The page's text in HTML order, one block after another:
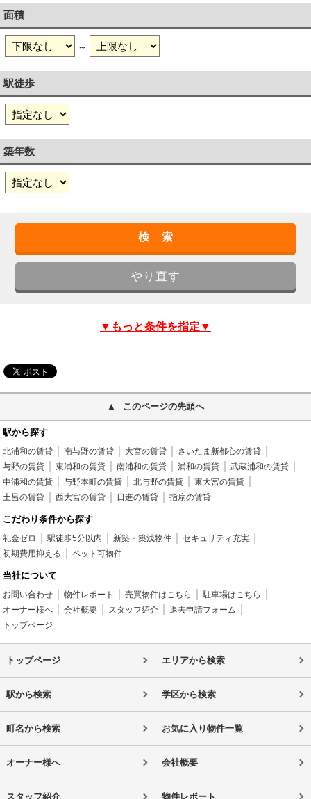
面積
～
駅徒歩
築年数
▼もっと条件を指定▼
このページの先頭へ
駅から探す
北浦和の賃貸 南与野の賃貸 大宮の賃貸
さいたま新都心の賃貸
与野の賃貸
東浦和の賃貸 南浦和の賃貸 浦和の賃貸
武蔵浦和の賃貸
中浦和の賃貸
与野本町の賃貸 北与野の賃貸
東大宮の賃貸
土呂の賃貸
西大宮の賃貸 日進の賃貸 指扇の賃貸
こだわり条件から探す
礼金ゼロ 駅徒歩5分以内 新築・築浅物件
セキュリティ充実
初期費用抑える
ペット可物件
当社について
お問い合わせ 物件レポート 売買物件はこちら
駐車場はこちら
オーナー様へ
会社概要 スタッフ紹介
退去申請フォーム
トップページ
トップページ エリアから検索
駅から検索 学区から検索
町名から検索 お気に入り物件一覧
オーナー様へ 会社概要
スタッフ紹介 物件レポート